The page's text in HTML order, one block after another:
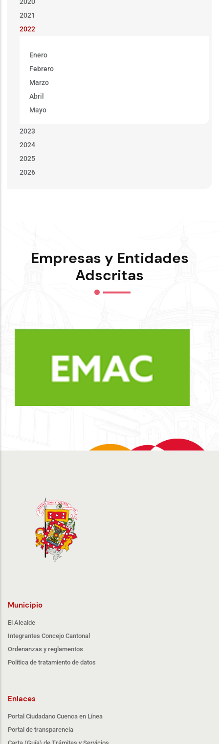
Fundacion
Iluminar
2020
2021
2022
Enero
Febrero
Marzo
Abril
Mayo
2023
2024
2025
2026
Empresas y Entidades
Adscritas
Municipio
El Alcalde
Integrantes Concejo Cantonal
Ordenanzas y reglamentos
Política de tratamiento de datos
Enlaces
Portal Ciudadano Cuenca en Línea
Portal de transparencia